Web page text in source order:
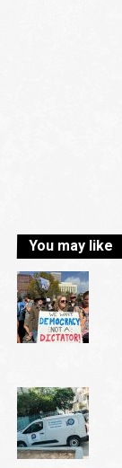
You may like